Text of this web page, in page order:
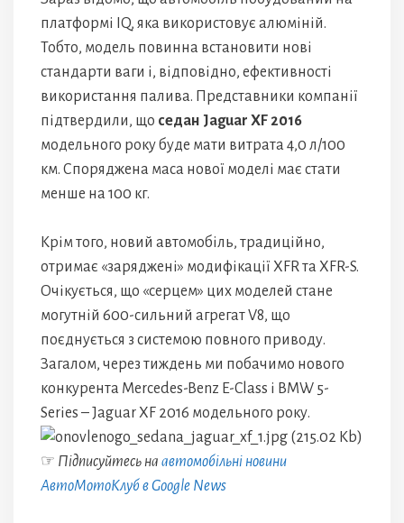
платформі IQ, яка використовує алюміній.
Тобто, модель повинна встановити нові
стандарти ваги і, відповідно, ефективності
використання палива. Представники компанії
підтвердили, що седан Jaguar XF 2016
модельного року буде мати витрата 4,0 л/100
км. Споряджена маса нової моделі має стати
менше на 100 кг.
Крім того, новий автомобіль, традиційно,
отримає «заряджені» модифікації XFR та XFR-S.
Очікується, що «серцем» цих моделей стане
могутній 600-сильний агрегат V8, що
поєднується з системою повного приводу.
Загалом, через тиждень ми побачимо нового
конкурента Mercedes-Benz E-Class і BMW 5-
Series – Jaguar XF 2016 модельного року.
☞ Підписуйтесь на автомобільні новини
АвтоМотоКлуб в Google News